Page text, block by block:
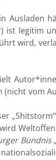
Ausladen
ist legitim
wird,
(nicht vom
Bündnis